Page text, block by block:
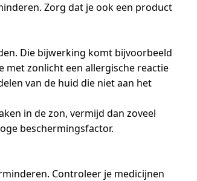
Zorg dat je ook een product
Die bijwerking komt bijvoorbeeld
met zonlicht een allergische reactie
van de huid die niet aan het
in de zon, vermijd dan zoveel
beschermingsfactor.
Controleer je medicijnen